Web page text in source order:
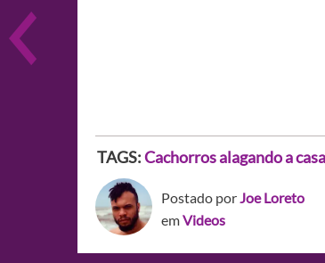
TAGS:Cachorros alagando a casa
Postado porJoe Loreto
emVideos